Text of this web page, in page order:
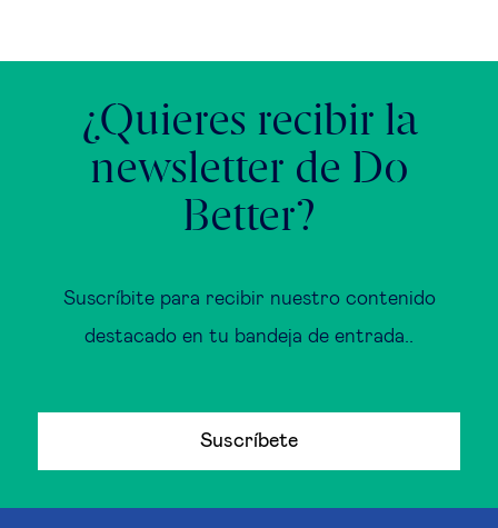
¿Quieres recibir la
newsletter de Do
Better?
Suscríbite para recibir nuestro contenido
destacado en tu bandeja de entrada..
Suscríbete